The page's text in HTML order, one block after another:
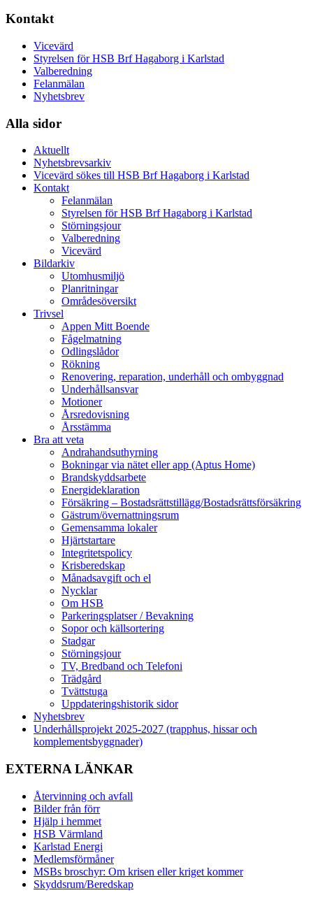
Kontakt
Vicevärd
Styrelsen för HSB Brf Hagaborg i Karlstad
Valberedning
Felanmälan
Nyhetsbrev
Alla sidor
Aktuellt
Nyhetsbrevsarkiv
Vicevärd sökes till HSB Brf Hagaborg i Karlstad
Kontakt
Felanmälan
Styrelsen för HSB Brf Hagaborg i Karlstad
Störningsjour
Valberedning
Vicevärd
Bildarkiv
Utomhusmiljö
Planritningar
Områdesöversikt
Trivsel
Appen Mitt Boende
Fågelmatning
Odlingslådor
Rökning
Renovering, reparation, underhåll och ombyggnad
Underhållsansvar
Motioner
Årsredovisning
Årsstämma
Bra att veta
Andrahandsuthyrning
Bokningar via nätet eller app (Aptus Home)
Brandskyddsarbete
Energideklaration
Försäkring – Bostadsrättstillägg/Bostadsrättsförsäkring
Gästrum/övernattningsrum
Gemensamma lokaler
Hjärtstartare
Integritetspolicy
Krisberedskap
Månadsavgift och el
Nycklar
Om HSB
Parkeringsplatser / Bevakning
Sopor och källsortering
Stadgar
Störningsjour
TV, Bredband och Telefoni
Trädgård
Tvättstuga
Uppdateringshistorik sidor
Nyhetsbrev
Underhållsprojekt 2025-2027 (trapphus, hissar och
komplementsbyggnader)
EXTERNA LÄNKAR
Återvinning och avfall
Bilder från förr
Hjälp i hemmet
HSB Värmland
Karlstad Energi
Medlemsförmåner
MSBs broschyr: Om krisen eller kriget kommer
Skyddsrum/Beredskap